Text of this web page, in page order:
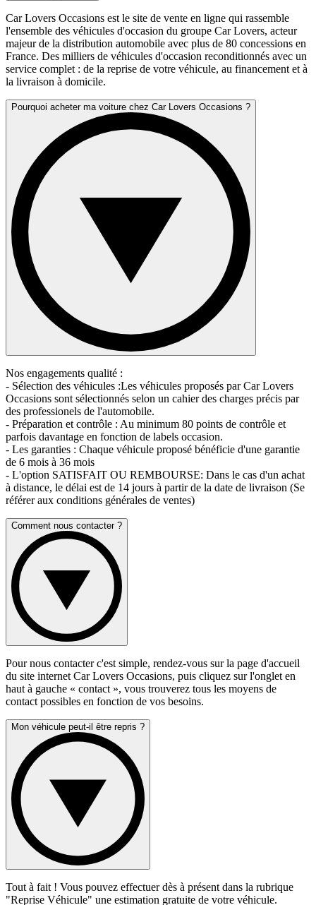
Car Lovers Occasions est le site de vente en ligne qui rassemble
l'ensemble des véhicules d'occasion du groupe Car Lovers, acteur
majeur de la distribution automobile avec plus de 80 concessions en
France. Des milliers de véhicules d'occasion reconditionnés avec un
service complet : de la reprise de votre véhicule, au financement et à
la livraison à domicile.
Pourquoi acheter ma voiture chez Car Lovers Occasions ?
Nos engagements qualité :
- Sélection des véhicules :Les véhicules proposés par Car Lovers
Occasions sont sélectionnés selon un cahier des charges précis par
des professionels de l'automobile.
- Préparation et contrôle : Au minimum 80 points de contrôle et
parfois davantage en fonction de labels occasion.
- Les garanties : Chaque véhicule proposé bénéficie d'une garantie
de 6 mois à 36 mois
- L'option SATISFAIT OU REMBOURSE: Dans le cas d'un achat
à distance, le délai est de 14 jours à partir de la date de livraison (Se
référer aux conditions générales de ventes)
Comment nous contacter ?
Pour nous contacter c'est simple, rendez-vous sur la page d'accueil
du site internet Car Lovers Occasions, puis cliquez sur l'onglet en
haut à gauche « contact », vous trouverez tous les moyens de
contact possibles en fonction de vos besoins.
Mon véhicule peut-il être repris ?
Tout à fait ! Vous pouvez effectuer dès à présent dans la rubrique
"Reprise Véhicule" une estimation gratuite de votre véhicule.